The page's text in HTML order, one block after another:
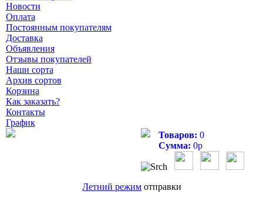
Новости
Оплата
Постоянным покупателям
Доставка
Объявления
Отзывы покупателей
Наши сорта
Архив сортов
Корзина
Как заказать?
Контакты
График
Товаров: 0
Сумма: 0р
Летний режим отправки